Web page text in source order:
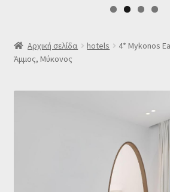
SLIDER
Επιβεβαίωση εγγραφής στο
Αρχική σελίδα hotels
4* Mykonos
Άμμος, Μύκονος